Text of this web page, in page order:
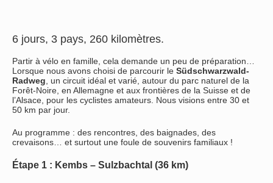
6 jours, 3 pays, 260 kilomètres.
Partir à vélo en famille, cela demande un peu de préparation…
Lorsque nous avons choisi de parcourir le Südschwarzwald-
Radweg , un circuit idéal et varié, autour du parc naturel de la
Forêt-Noire, en Allemagne et aux frontières de la Suisse et de
l’Alsace, pour les cyclistes amateurs. Nous visions entre 30 et
50 km par jour.
Au programme : des rencontres, des baignades, des
crevaisons… et surtout une foule de souvenirs familiaux !
Étape 1 : Kembs – Sulzbachtal (36 km)